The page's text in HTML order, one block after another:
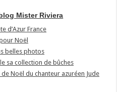
Mister Riviera
d’Azur France
Noël
belles photos
sa collection de bûches
Noël du chanteur azuréen Jude